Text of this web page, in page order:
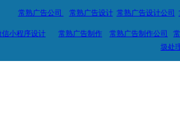
常熟广告公司 常熟广告设计 常熟广告设计公司
信小程序设计 常熟广告制作 常熟广告制作公司
圾处